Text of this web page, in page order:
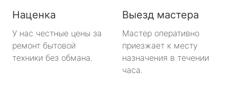
Наценка
У нас честные цены за
ремонт бытовой
техники без обмана.
Выезд мастера
Мастер оперативно
приезжает к месту
назначения в течении
часа.